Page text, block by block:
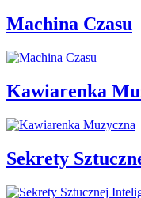
Machina Czasu
Kawiarenka
Sekrety